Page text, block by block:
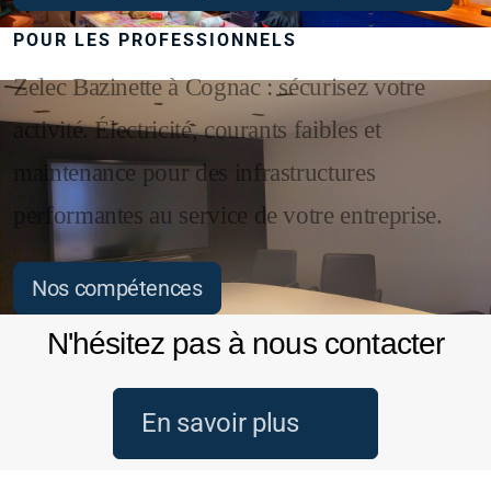
POUR LES PROFESSIONNELS
Zelec Bazinette à Cognac : sécurisez votre
activité. Électricité, courants faibles et
maintenance pour des infrastructures
performantes au service de votre entreprise.
Nos compétences
N'hésitez pas à nous contacter
En savoir plus